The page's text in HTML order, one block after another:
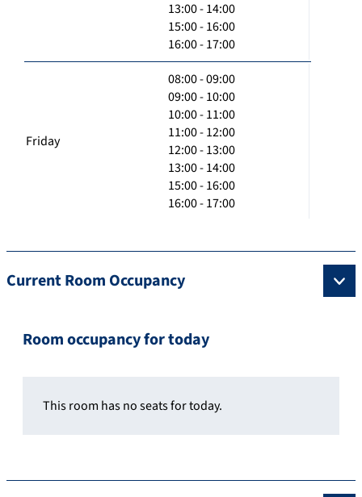
13:00 - 14:00
15:00 - 16:00
16:00 - 17:00
Friday
08:00 - 09:00
09:00 - 10:00
10:00 - 11:00
11:00 - 12:00
12:00 - 13:00
13:00 - 14:00
15:00 - 16:00
16:00 - 17:00
Current Room Occupancy
Room occupancy for today
This room has no seats for today.